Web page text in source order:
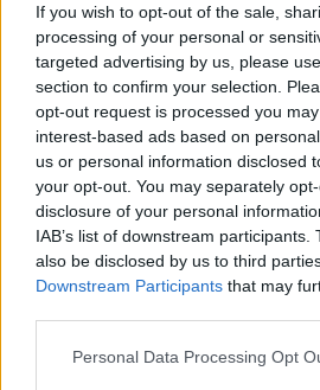
If you wish to opt-out of the sale,
processing of your personal or
targeted advertising by us, please
section to confirm your selection.
opt-out request is processed you
interest-based ads based on
us or personal information disclosed
your opt-out. You may separately
disclosure of your personal
IAB’s list of downstream
also be disclosed by us to third
Downstream Participants that may
Personal Data Processing Opt
Hasznos
Impresszum
Szerzői jogok
Adatvédelmi tájékoztató
Cookie-kezelési
Hozzászólási szabályzat
Nyomtatott lapjaink
Székely Hírmondó